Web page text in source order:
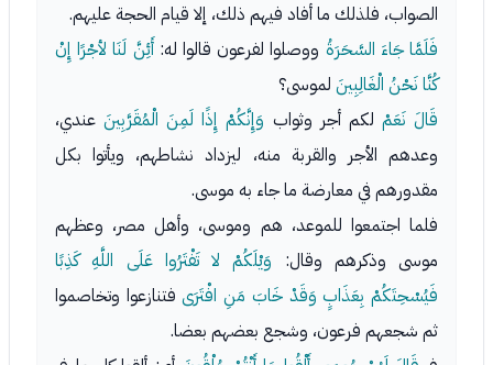
الصواب، فلذلك ما أفاد فيهم ذلك، إلا قيام الحجة عليهم.
فَلَمَّا جَاءَ السَّحَرَةُ ووصلوا لفرعون قالوا له:أَئِنَّ لَنَا لأجْرًا إِنْ
كُنَّا نَحْنُ الْغَالِبِينَ لموسى؟
قَالَ نَعَمْ لكم أجر وثواب وَإِنَّكُمْ إِذًا لَمِنَ الْمُقَرَّبِينَعندي،
وعدهم الأجر والقربة منه، ليزداد نشاطهم، ويأتوا بكل
مقدورهم في معارضة ما جاء به موسى.
فلما اجتمعوا للموعد، هم وموسى، وأهل مصر، وعظهم
موسى وذكرهم وقال: وَيْلَكُمْ لا تَفْتَرُوا عَلَى اللَّهِ كَذِبًا
فَيُسْحِتَكُمْ بِعَذَابٍ وَقَدْ خَابَ مَنِ افْتَرَىفتنازعوا وتخاصموا
ثم شجعهم فرعون، وشجع بعضهم بعضا.